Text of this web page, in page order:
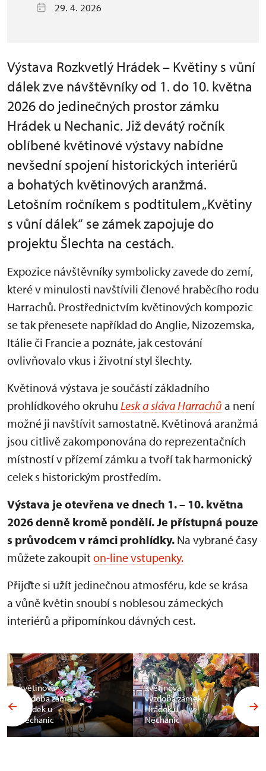
29. 4. 2026
Výstava Rozkvetlý Hrádek – Květiny s vůní
dálek zve návštěvníky od 1. do 10. května
2026 do jedinečných prostor zámku
Hrádek u Nechanic. Již devátý ročník
oblíbené květinové výstavy nabídne
nevšední spojení historických interiérů
a bohatých květinových aranžmá.
Letošním ročníkem s podtitulem „Květiny
s vůní dálek“ se zámek zapojuje do
projektu Šlechta na cestách.
Expozice návštěvníky symbolicky zavede do zemí,
které v minulosti navštívili členové hraběcího rodu
Harrachů. Prostřednictvím květinových kompozic
se tak přenesete například do Anglie, Nizozemska,
Itálie či Francie a poznáte, jak cestování
ovlivňovalo vkus i životní styl šlechty.
Květinová výstava je součástí základního
prohlídkového okruhu Lesk a sláva Harrachů a není
možné ji navštívit samostatně. Květinová aranžmá
jsou citlivě zakomponována do reprezentačních
místností v přízemí zámku a tvoří tak harmonický
celek s historickým prostředím.
Výstava je otevřena ve dnech 1. – 10. května
2026 denně kromě pondělí.Je přístupná pouze
s průvodcem v rámci prohlídky. Na vybrané časy
můžete zakoupit on-line vstupenky.
Přijďte si užít jedinečnou atmosféru, kde se krása
a vůně květin snoubí s noblesou zámeckých
interiérů a připomínkou dávných cest.
květinová
výzdoba zámek
Hrádek u
Nechanic
květinová
výzdoba zámek
Hrádek u
Nechanic